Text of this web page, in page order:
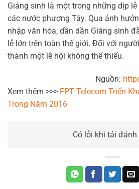
Giáng sinh là một trong những dịp
các nước phương Tây. Qua ảnh
nhập văn hóa, dần dần Giáng sinh
lễ lớn trên toàn thế giới. Đối với
thành một lễ hội không thể thiếu.
Nguồn:
Xem thêm >>> FPT Telecom Triển
Trong Năm 2016
Có lỗi khi tải đánh